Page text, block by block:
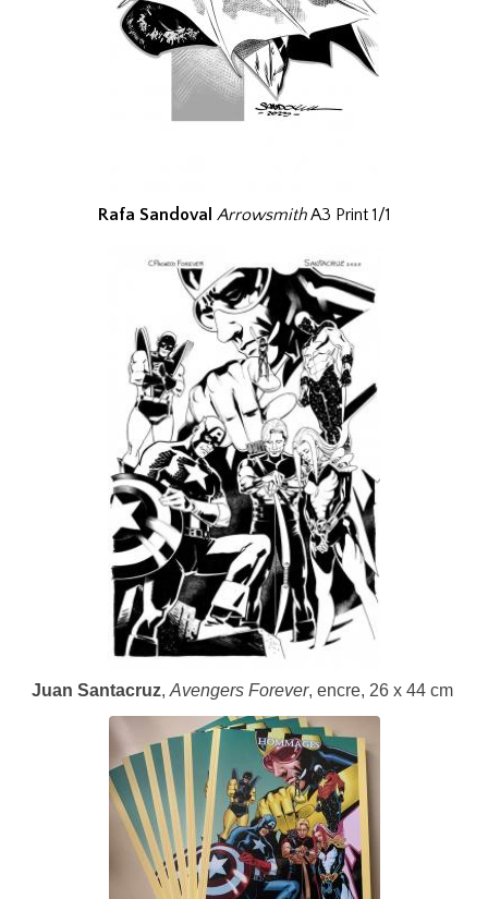
Rafa Sandoval ArrowsmithA3 Print 1/1
Juan Santacruz, Avengers Forever, encre, 26 x 44 cm